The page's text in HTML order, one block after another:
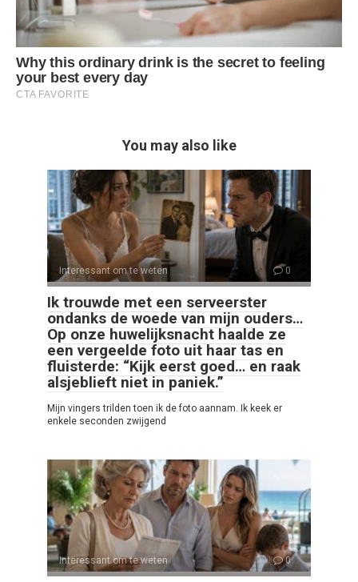
You may also like
Interessant om te weten 0
Ik trouwde met een serveerster
ondanks de woede van mijn ouders…
Op onze huwelijksnacht haalde ze
een vergeelde foto uit haar tas en
fluisterde: “Kijk eerst goed… en raak
alsjeblieft niet in paniek.”
Mijn vingers trilden toen ik de foto aannam. Ik keek er
enkele seconden zwijgend
Interessant om te weten 0